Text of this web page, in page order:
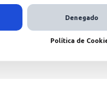
Denegado
Política de